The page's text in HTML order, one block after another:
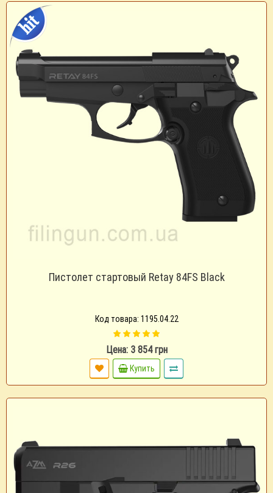
Пистолет стартовый Retay 84FS Black
Код товара: 1195.04.22
Цена: 3 854 грн
Купить